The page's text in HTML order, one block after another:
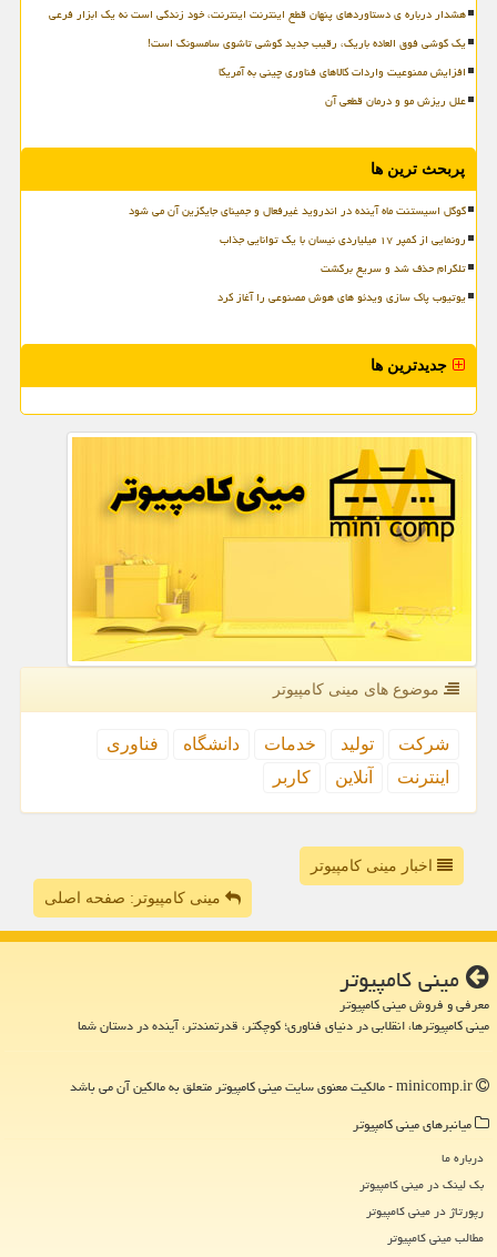
هشدار درباره ی دستاوردهای پنهان قطع اینترنت اینترنت، خود زندگی است نه یک ابزار فرعی
یک گوشی فوق العاده باریک، رقیب جدید گوشی تاشوی سامسونگ است!
افزایش ممنوعیت واردات کالاهای فناوری چینی به آمریکا
علل ریزش مو و درمان قطعی آن
پربحث ترین ها
گوگل اسیستنت ماه آینده در اندروید غیرفعال و جمینای جایگزین آن می شود
رونمایی از کمپر ۱۷ میلیاردی نیسان با یک توانایی جذاب
تلگرام حذف شد و سریع برگشت
یوتیوب پاک سازی ویدئو های هوش مصنوعی را آغاز کرد
جدیدترین ها
موضوع های مینی كامپیوتر
شركت تولید خدمات دانشگاه
فناوری
اینترنت
آنلاین كاربر
اخبار مینی کامپیوتر
مینی کامپیوتر: صفحه اصلی
مینی كامپیوتر
معرفی و فروش مینی کامپیوتر
مینی کامپیوترها، انقلابی در دنیای فناوری؛ کوچکتر، قدرتمندتر، آینده در دستان شما
میانبرهای مینی كامپیوتر
درباره ما
بک لینک در مینی كامپیوتر
رپورتاژ در مینی كامپیوتر
مطالب مینی كامپیوتر